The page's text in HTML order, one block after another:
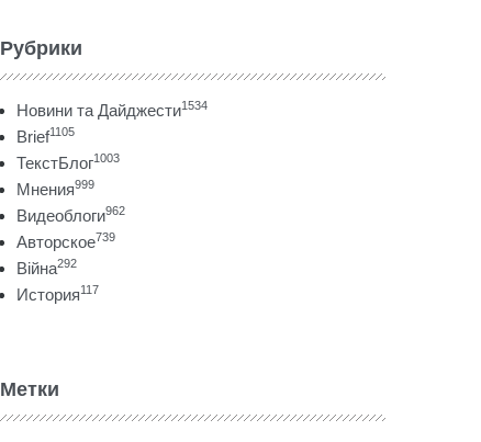
Рубрики
Новини та Дайджести1534
Brief1105
ТекстБлог1003
Мнения999
Видеоблоги962
Авторское739
Війна292
История117
Метки